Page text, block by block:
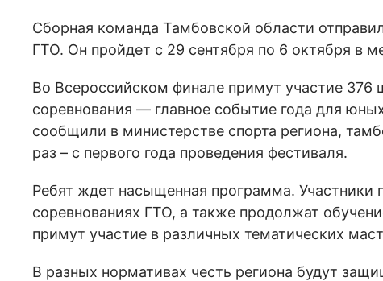
Сборная команда Тамбовской области
ГТО. Он пройдет с 29 сентября по 6 октября в
Во Всероссийском финале примут участие 376
соревнования — главное событие года для
сообщили в министерстве спорта региона,
раз – с первого года проведения фестиваля.
Ребят ждет насыщенная программа.
соревнованиях ГТО, а также продолжат
примут участие в различных тематических
В разных нормативах честь региона будут